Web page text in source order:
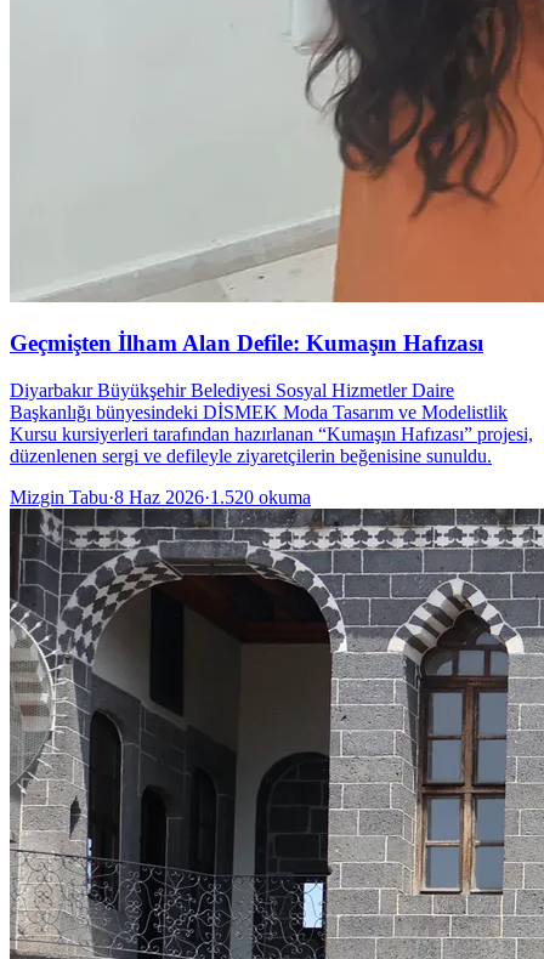
Geçmişten İlham Alan Defile: Kumaşın Hafızası
Diyarbakır Büyükşehir Belediyesi Sosyal Hizmetler Daire
Başkanlığı bünyesindeki DİSMEK Moda Tasarım ve Modelistlik
Kursu kursiyerleri tarafından hazırlanan “Kumaşın Hafızası” projesi,
düzenlenen sergi ve defileyle ziyaretçilerin beğenisine sunuldu.
Mizgin Tabu·8 Haz 2026·1.520 okuma